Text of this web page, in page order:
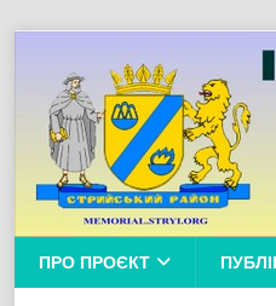
ПРО ПРОЄКТ